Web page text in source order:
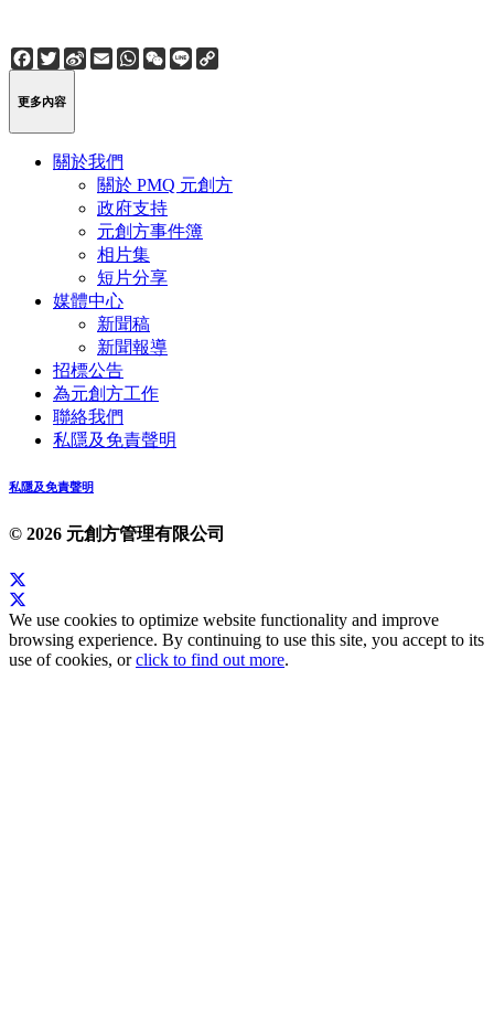
Facebook
Twitter
Sina
Weibo
EmailWhatsApp
WeChat
Line
更多內容
關於我們
關於 PMQ 元創方
政府支持
元創方事件簿
相片集
短片分享
媒體中心
新聞稿
新聞報導
招標公告
為元創方工作
聯絡我們
私隱及免責聲明
私隱及免責聲明
© 2026 元創方管理有限公司
We use cookies to optimize website functionality and improve
browsing experience. By continuing to use this site, you accept to its
use of cookies, orclick to find out more.